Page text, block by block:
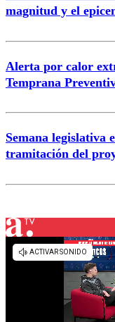
magnitud y el
Alerta por calor
Temprana
Semana legislativa
tramitación del